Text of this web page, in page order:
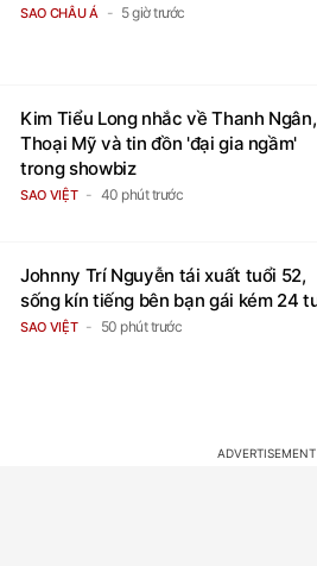
SAO CHÂU Á 5 giờ trước
Kim Tiểu Long nhắc về Thanh Ngân,
Thoại Mỹ và tin đồn 'đại gia ngầm'
trong showbiz
SAO VIỆT 40 phút trước
Johnny Trí Nguyễn tái xuất tuổi 52,
sống kín tiếng bên bạn gái kém 24
SAO VIỆT 50 phút trước